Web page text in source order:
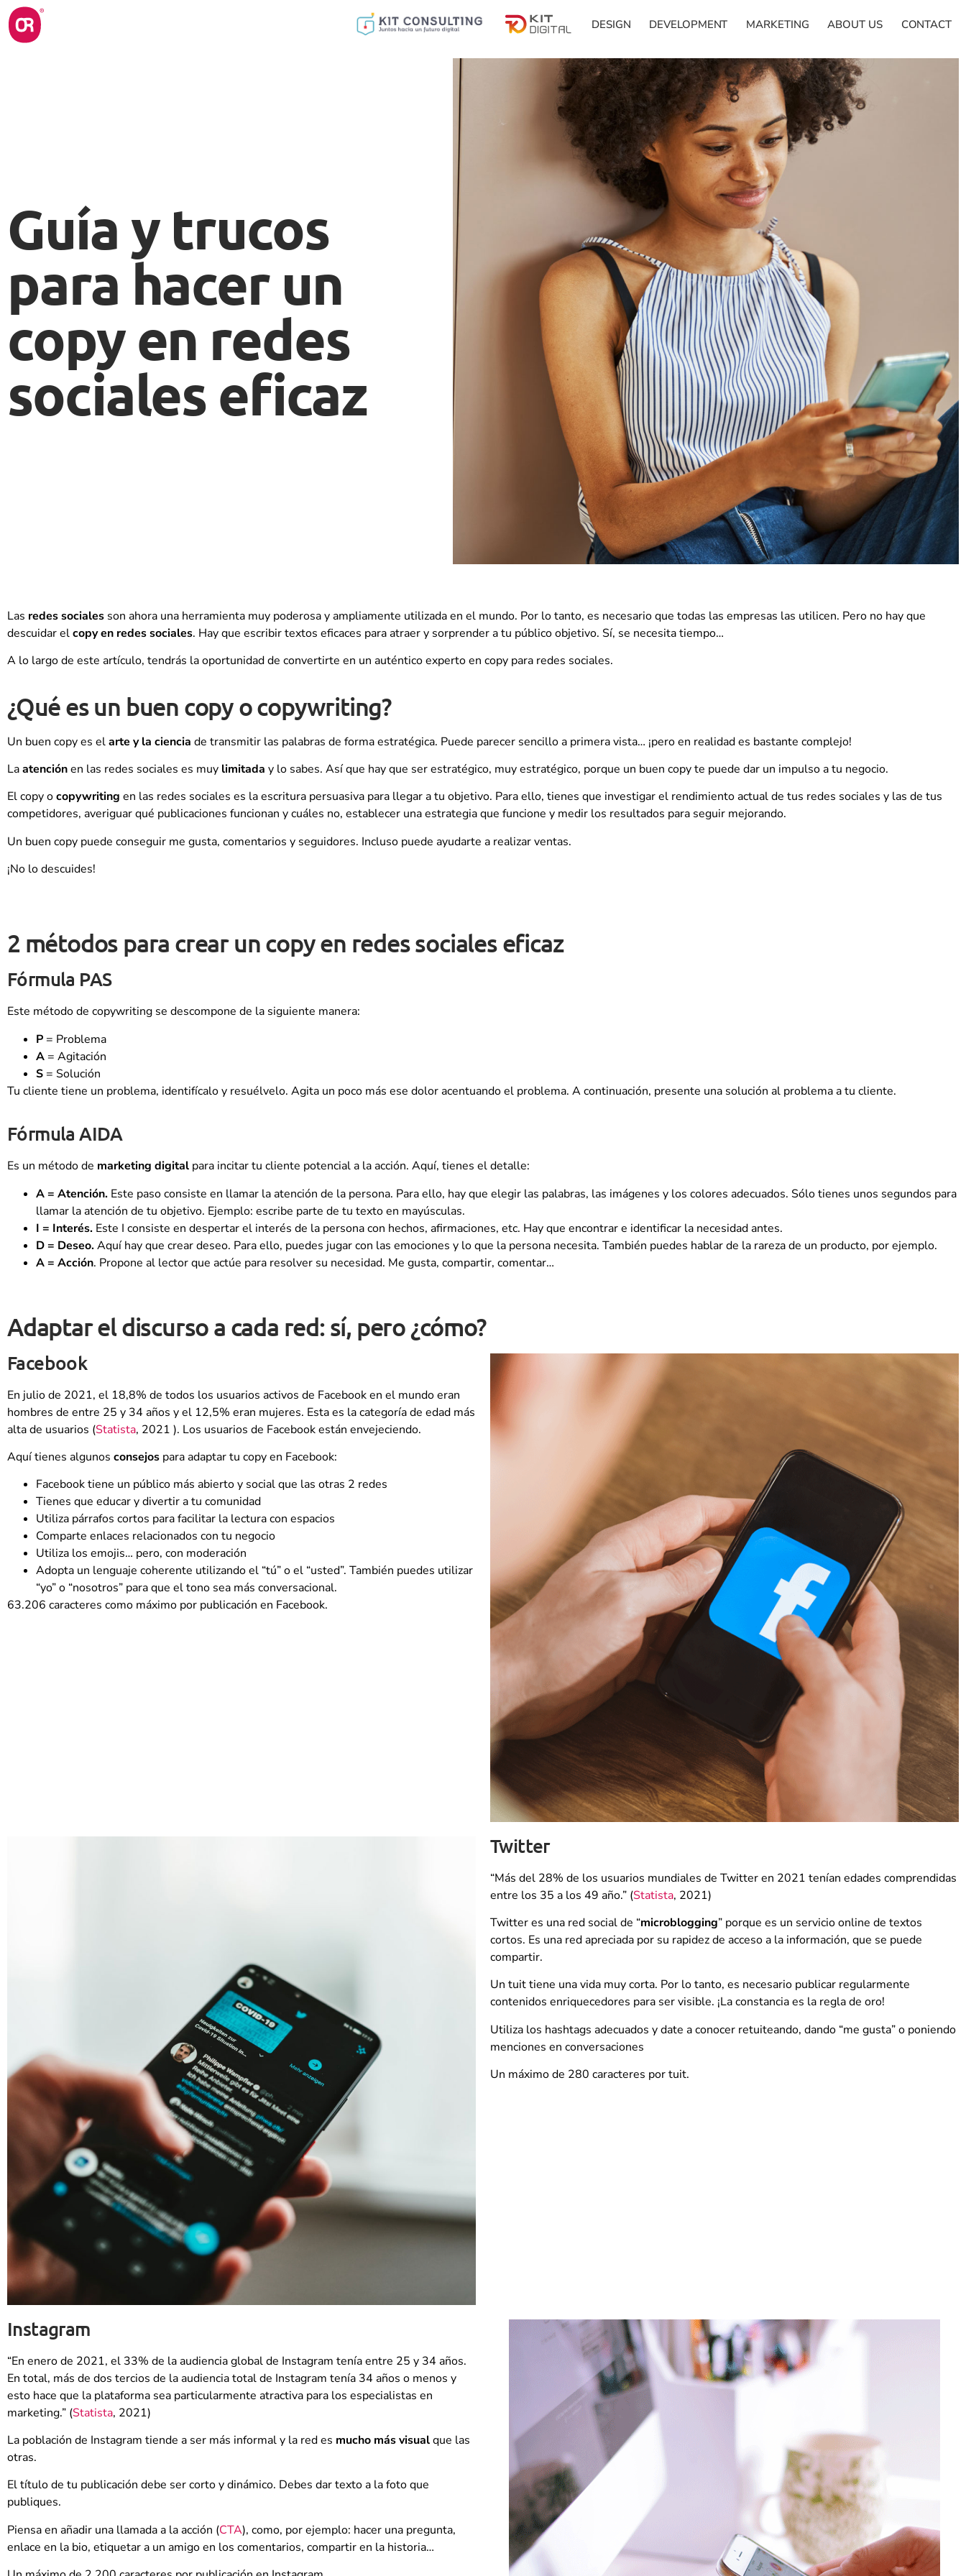
DESIGN DEVELOPMENT MARKETING ABOUT US CONTACT
Guía y trucos
para hacer un
copy en redes
sociales eficaz
Las redes sociales son ahora una herramienta muy poderosa y ampliamente utilizada en el mundo. Por lo tanto, es necesario que todas las empresas las utilicen. Pero no hay que
descuidar elcopy en redes sociales. Hay que escribir textos eficaces para atraer y sorprender a tu público objetivo. Sí, se necesita tiempo…
A lo largo de este artículo, tendrás la oportunidad de convertirte en un auténtico experto en copy para redes sociales.
¿Qué es un buen copy o copywriting?
Un buen copy es elarte y la ciencia de transmitir las palabras de forma estratégica. Puede parecer sencillo a primera vista… ¡pero en realidad es bastante complejo!
Laatenciónen las redes sociales es muy limitada y lo sabes. Así que hay que ser estratégico, muy estratégico, porque un buen copy te puede dar un impulso a tu negocio.
El copy ocopywriting en las redes sociales es la escritura persuasiva para llegar a tu objetivo. Para ello, tienes que investigar el rendimiento actual de tus redes sociales y las de tus
competidores, averiguar qué publicaciones funcionan y cuáles no, establecer una estrategia que funcione y medir los resultados para seguir mejorando.
Un buen copy puede conseguir me gusta, comentarios y seguidores. Incluso puede ayudarte a realizar ventas.
¡No lo descuides!
2 métodos para crear un copy en redes sociales eficaz
Fórmula PAS
Este método de copywriting se descompone de la siguiente manera:
P = Problema
A = Agitación
S = Solución
Tu cliente tiene un problema, identifícalo y resuélvelo. Agita un poco más ese dolor acentuando el problema. A continuación, presente una solución al problema a tu cliente.
Fórmula AIDA
Es un método de marketing digital para incitar tu cliente potencial a la acción. Aquí, tienes el detalle:
A = Atención. Este paso consiste en llamar la atención de la persona. Para ello, hay que elegir las palabras, las imágenes y los colores adecuados. Sólo tienes unos segundos para
llamar la atención de tu objetivo. Ejemplo: escribe parte de tu texto en mayúsculas.
I = Interés. Este I consiste en despertar el interés de la persona con hechos, afirmaciones, etc. Hay que encontrar e identificar la necesidad antes.
D = Deseo.Aquí hay que crear deseo. Para ello, puedes jugar con las emociones y lo que la persona necesita. También puedes hablar de la rareza de un producto, por ejemplo.
A = Acción. Propone al lector que actúe para resolver su necesidad. Me gusta, compartir, comentar…
Adaptar el discurso a cada red: sí, pero ¿cómo?
Facebook
En julio de 2021, el 18,8% de todos los usuarios activos de Facebook en el mundo eran
hombres de entre 25 y 34 años y el 12,5% eran mujeres. Esta es la categoría de edad más
alta de usuarios (Statista, 2021 ). Los usuarios de Facebook están envejeciendo.
Aquí tienes algunos consejos para adaptar tu copy en Facebook:
Facebook tiene un público más abierto y social que las otras 2 redes
Tienes que educar y divertir a tu comunidad
Utiliza párrafos cortos para facilitar la lectura con espacios
Comparte enlaces relacionados con tu negocio
Utiliza los emojis… pero, con moderación
Adopta un lenguaje coherente utilizando el “tú” o el “usted”. También puedes utilizar
“yo” o “nosotros” para que el tono sea más conversacional.
63.206 caracteres como máximo por publicación en Facebook.
Twitter
“Más del 28% de los usuarios mundiales de Twitter en 2021 tenían edades comprendidas
entre los 35 a los 49 año.” (Statista, 2021)
Twitter es una red social de “microblogging” porque es un servicio online de textos
cortos. Es una red apreciada por su rapidez de acceso a la información, que se puede
compartir.
Un tuit tiene una vida muy corta. Por lo tanto, es necesario publicar regularmente
contenidos enriquecedores para ser visible. ¡La constancia es la regla de oro!
Utiliza los hashtags adecuados y date a conocer retuiteando, dando “me gusta” o poniendo
menciones en conversaciones
Un máximo de 280 caracteres por tuit.
Instagram
“En enero de 2021, el 33% de la audiencia global de Instagram tenía entre 25 y 34 años.
En total, más de dos tercios de la audiencia total de Instagram tenía 34 años o menos y
esto hace que la plataforma sea particularmente atractiva para los especialistas en
marketing.” (Statista, 2021)
La población de Instagram tiende a ser más informal y la red es mucho más visualque las
otras.
El título de tu publicación debe ser corto y dinámico. Debes dar texto a la foto que
publiques.
Piensa en añadir una llamada a la acción (CTA), como, por ejemplo: hacer una pregunta,
enlace en la bio, etiquetar a un amigo en los comentarios, compartir en la historia…